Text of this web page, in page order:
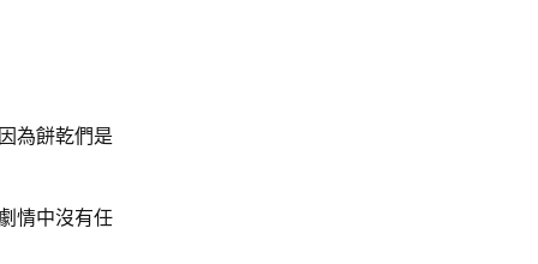
為餅乾們是
情中沒有任